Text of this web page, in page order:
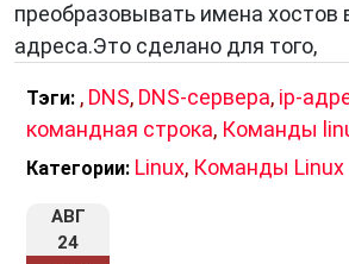
преобразовывать имена хостов
адреса.Это сделано для того,
Тэги: , DNS, DNS-сервера, ip-
командная строка, Команды
Категории: Linux, Команды Linux
АВГ
24